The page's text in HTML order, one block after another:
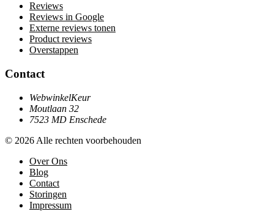
Reviews
Reviews in Google
Externe reviews tonen
Product reviews
Overstappen
Contact
WebwinkelKeur
Moutlaan 32
7523 MD Enschede
© 2026 Alle rechten voorbehouden
Over Ons
Blog
Contact
Storingen
Impressum